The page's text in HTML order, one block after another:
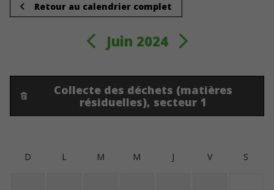
Retour au calendrier complet
Juin 2024
Collecte des déchets (matières
résiduelles), secteur 1
D L M M J V S